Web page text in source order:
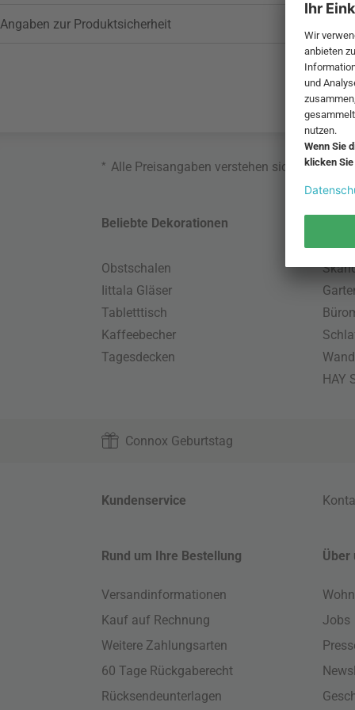
Angaben zur Produktsicherheit
* Alle Preisangaben verstehen sich inklusive
Beliebte Dekorationen
Obstschalen
Iittala Gläser
Tabletttisch
Kaffeebecher
Tagesdecken
HAY
Connox Geburtstag
Kundenservice
Rund um Ihre Bestellung
Versandinformationen
Kauf auf Rechnung
Weitere Zahlungsarten
60 Tage Rückgaberecht
Rücksendeunterlagen
Über
Jobs